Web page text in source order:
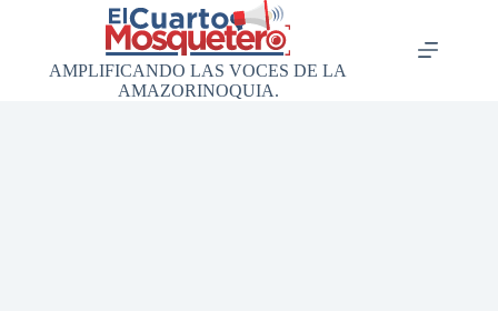
AMPLIFICANDO LAS VOCES DE LA
AMAZORINOQUIA.